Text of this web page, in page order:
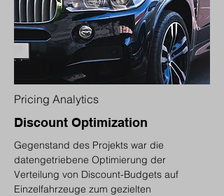
Pricing Analytics
Discount Optimization
Gegenstand des Projekts war die
datengetriebene Optimierung der
Verteilung von Discount-Budgets auf
Einzelfahrzeuge zum gezielten